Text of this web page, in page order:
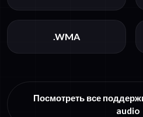
.WMA
Посмотреть все
audio